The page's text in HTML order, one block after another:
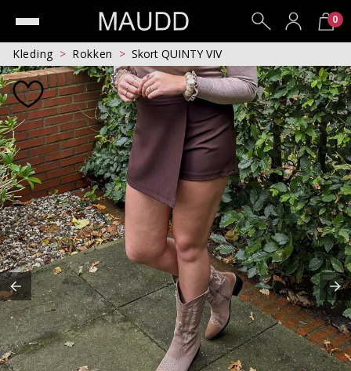
0
Kleding Rokken Skort QUINTY VIV